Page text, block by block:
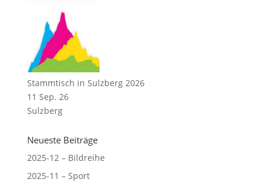
Stammtisch in Sulzberg 2026
11 Sep. 26
Sulzberg
Neueste Beiträge
2025-12 – Bildreihe
2025-11 – Sport